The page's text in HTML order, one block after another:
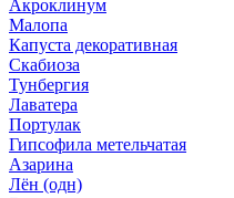
Акроклинум
Малопа
Капуста декоративная
Скабиоза
Тунбергия
Лаватера
Портулак
Гипсофила метельчатая
Азарина
Лён (одн)